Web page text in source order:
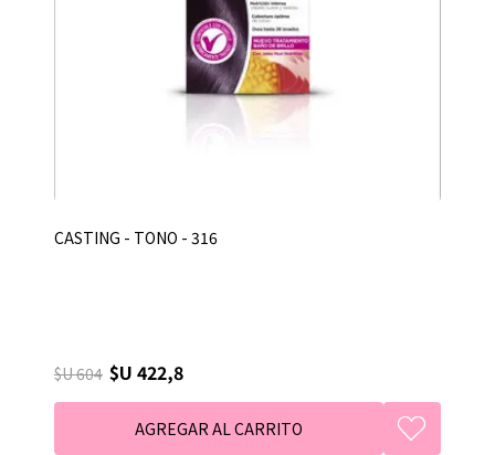
CASTING - TONO - 316
$U 604 $U 422,8